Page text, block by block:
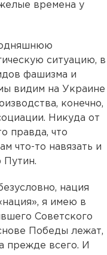
времена у
ситуацию, в
фашизма и
видим на Украине
конечно,
Никуда от
правда, что
что-то навязать и
Путин.
нация
я имею в
Советского
Победы лежат,
прежде всего. И